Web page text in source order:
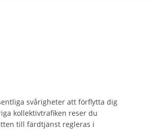
svårigheter att förflytta dig
kollektivtrafiken reser du
till färdtjänst regleras i